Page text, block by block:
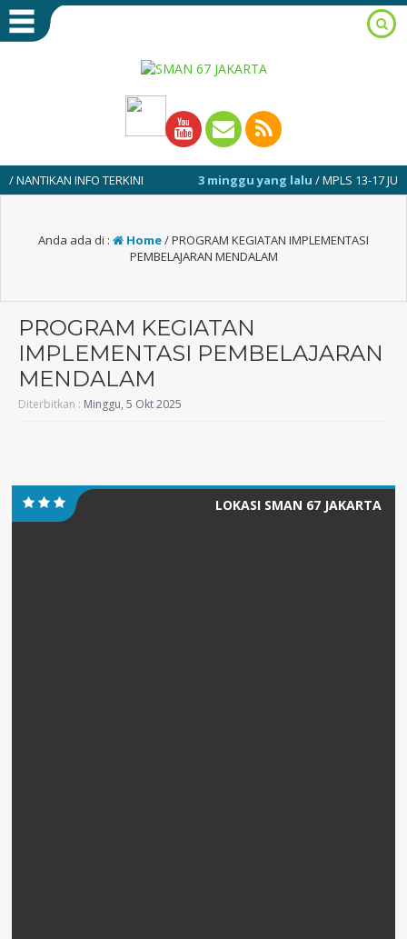
INFO TERKINI 3 minggu yang lalu/ MPLS 13-17 JULI 2026
Anda ada di : Home/PROGRAM KEGIATAN IMPLEMENTASI
PEMBELAJARAN MENDALAM
PROGRAM KEGIATAN
IMPLEMENTASI PEMBELAJARAN
MENDALAM
Diterbitkan : Minggu, 5 Okt 2025
LOKASI SMAN 67 JAKARTA